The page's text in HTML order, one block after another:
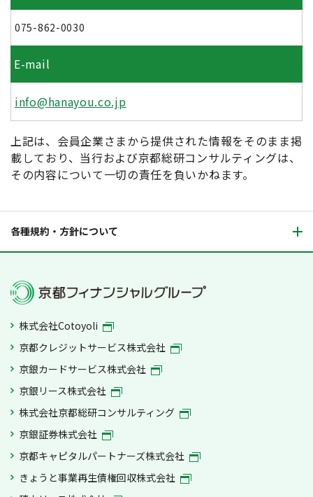
075-862-0030
E-mail
info@hanayou.co.jp
上記は、会員企業さまから提供された情報をそのまま掲
載しており、当行および京都総研コンサルティングは、
その内容について一切の責任を負いかねます。
各種規約・方針について
株式会社Cotoyoli
京都クレジットサービス株式会社
京銀カードサービス株式会社
京銀リース株式会社
株式会社京都総研コンサルティング
京銀証券株式会社
京都キャピタルパートナーズ株式会社
きょうと事業再生債権回収株式会社